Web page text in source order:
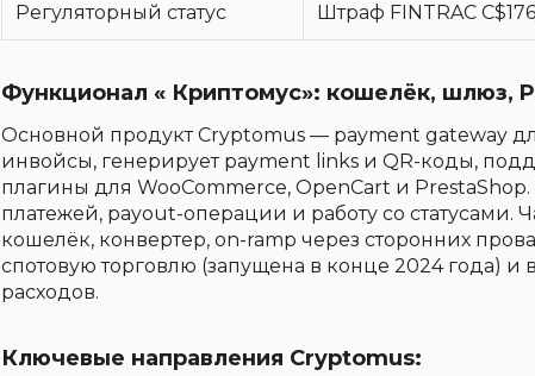
Регуляторный статус Штраф FINTRAC
Функционал « Криптомус»: кошелёк, шлюз,
Основной продукт Cryptomus — payment gateway
инвойсы, генерирует payment links и QR-коды,
плагины для WooCommerce, OpenCart и
платежей, payout-операции и работу со статусами.
кошелёк, конвертер, on-ramp через сторонних
спотовую торговлю (запущена в конце 2024 года) и
расходов.
Ключевые направления Cryptomus: